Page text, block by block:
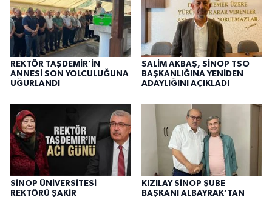
REKTÖR TAŞDEMİR’İN
ANNESİ SON YOLCULUĞUNA
UĞURLANDI
SALİM AKBAŞ, SİNOP TSO
BAŞKANLIĞINA YENİDEN
ADAYLIĞINI AÇIKLADI
SİNOP ÜNİVERSİTESİ
REKTÖRÜ ŞAKİR
KIZILAY SİNOP ŞUBE
BAŞKANI ALBAYRAK’TAN